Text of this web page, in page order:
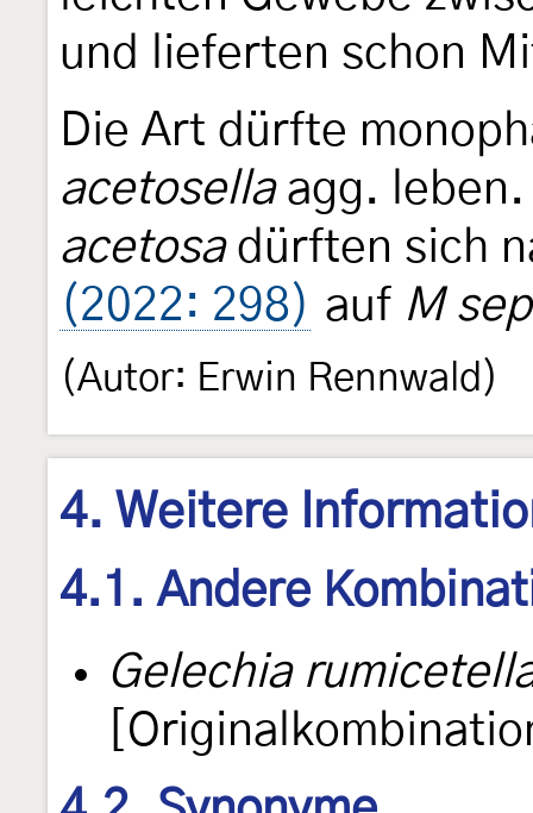
und lieferten schon
Die Art dürfte
acetosellaagg.
acetosadürften sich
(2022: 298) auf M
(Autor: Erwin Rennwald)
4. Weitere
4.1. Andere
Gelechia